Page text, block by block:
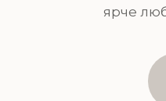
ярче